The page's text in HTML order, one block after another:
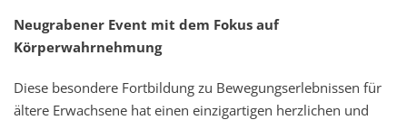
Neugrabener Event mit dem Fokus auf
Körperwahrnehmung
Diese besondere Fortbildung zu Bewegungserlebnissen für
ältere Erwachsene hat einen einzigartigen herzlichen und